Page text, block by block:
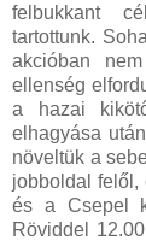
felbukkant
tartottunk.
akcióban
ellenség
a hazai
elhagyása
növeltük a
jobboldal felől,
és a Csepel
Röviddel